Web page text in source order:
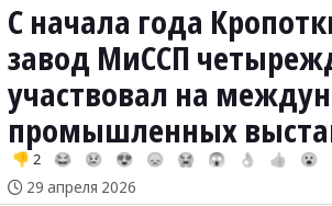
С начала года
завод МиССП
участвовал на
промышленных
👎 2 😂 😢 😍 😞 😭 😱 👌 👍 😮
29 апреля 2026